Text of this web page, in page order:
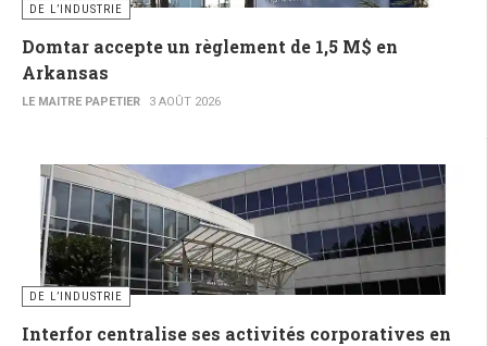
DE L’INDUSTRIE
Domtar accepte un règlement de 1,5 M$ en
Arkansas
LE MAITRE PAPETIER 3 AOÛT 2026
DE L’INDUSTRIE
Interfor centralise ses activités corporatives en